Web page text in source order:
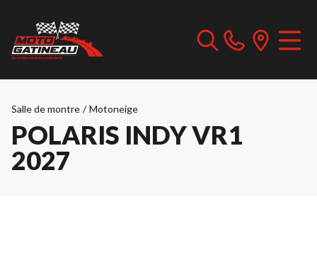
Salle de montre / Motoneige
POLARIS INDY VR1
2027